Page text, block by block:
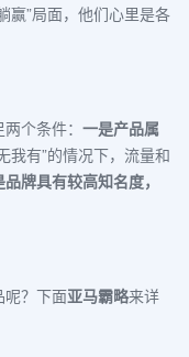
赢”局面，他们心里是各
个条件： 一是产品属
我有”的情况下， 流量和
品牌具有较高知名度，
呢？下面亚马霸略来详